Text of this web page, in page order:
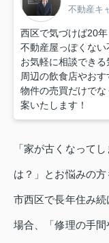
不動産キ
西区で気づけば20年
不動産屋っぽくない
お気軽に相談でき
周辺の飲食店やお
物件の売買だけで
案いたします！
「家が古くなって
は？」とお悩みの
市西区で長年住み
場合、「修理の手間